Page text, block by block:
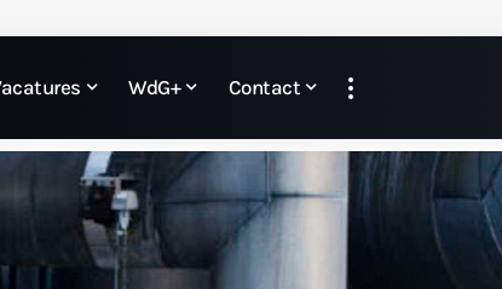
WdG+ Contact